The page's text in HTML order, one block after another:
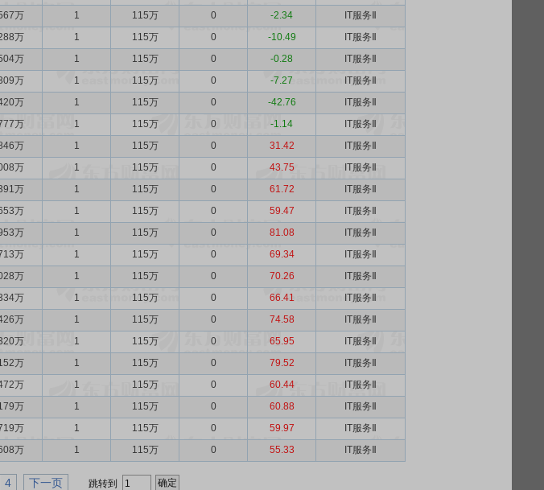
万 1 115万 0 -2.34
IT服务Ⅱ
万 1 115万 0 -10.49
IT服务Ⅱ
万 1 115万 0 -0.28
IT服务Ⅱ
万 1 115万 0 -7.27
IT服务Ⅱ
万 1 115万 0 -42.76
IT服务Ⅱ
万 1 115万 0 -1.14
IT服务Ⅱ
万 1 115万 0 31.42
IT服务Ⅱ
万 1 115万 0 43.75
IT服务Ⅱ
万 1 115万 0 61.72
IT服务Ⅱ
万 1 115万 0 59.47
IT服务Ⅱ
万 1 115万 0 81.08
IT服务Ⅱ
万 1 115万 0 69.34
IT服务Ⅱ
万 1 115万 0 70.26
IT服务Ⅱ
万 1 115万 0 66.41
IT服务Ⅱ
万 1 115万 0 74.58
IT服务Ⅱ
万 1 115万 0 65.95
IT服务Ⅱ
万 1 115万 0 79.52
IT服务Ⅱ
万 1 115万 0 60.44
IT服务Ⅱ
万 1 115万 0 60.88
IT服务Ⅱ
万 1 115万 0 59.97
IT服务Ⅱ
万 1 115万 0 55.33 IT服务Ⅱ
4 下一页 跳转到